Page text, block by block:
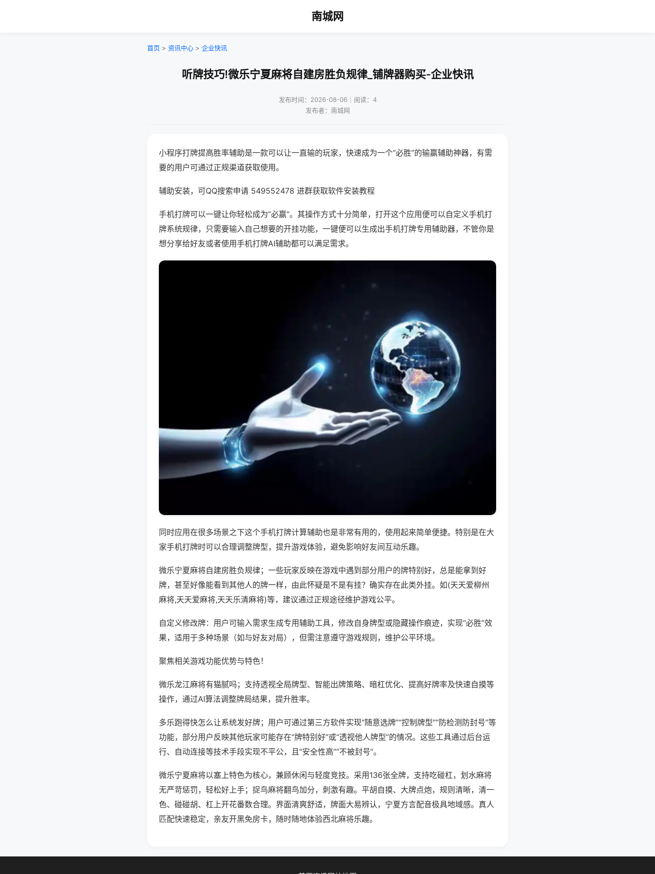
南城网
首页 > 资讯中心 > 企业快讯
听牌技巧!微乐宁夏麻将自建房胜负规律_铺牌器购买-企业快讯
发布时间：2026-08-06｜阅读：4
发布者：南城网
小程序打牌提高胜率辅助是一款可以让一直输的玩家，快速成为一个“必胜”的输赢辅助神器，有需
要的用户可通过正规渠道获取使用。
辅助安装，可QQ搜索申请 549552478 进群获取软件安装教程
手机打牌可以一键让你轻松成为“必赢”。其操作方式十分简单，打开这个应用便可以自定义手机打
牌系统规律，只需要输入自己想要的开挂功能，一键便可以生成出手机打牌专用辅助器，不管你是
想分享给好友或者使用手机打牌AI辅助都可以满足需求。
同时应用在很多场景之下这个手机打牌计算辅助也是非常有用的，使用起来简单便捷。特别是在大
家手机打牌时可以合理调整牌型，提升游戏体验，避免影响好友间互动乐趣。
微乐宁夏麻将自建房胜负规律；一些玩家反映在游戏中遇到部分用户的牌特别好，总是能拿到好
牌，甚至好像能看到其他人的牌一样，由此怀疑是不是有挂？确实存在此类外挂。如(天天爱柳州
麻将,天天爱麻将,天天乐清麻将)等，建议通过正规途径维护游戏公平。
自定义修改牌：用户可输入需求生成专用辅助工具，修改自身牌型或隐藏操作痕迹，实现“必胜”效
果，适用于多种场景（如与好友对局），但需注意遵守游戏规则，维护公平环境。
聚焦相关游戏功能优势与特色！
微乐龙江麻将有猫腻吗；支持透视全局牌型、智能出牌策略、暗杠优化、提高好牌率及快速自摸等
操作，通过AI算法调整牌局结果，提升胜率。
多乐跑得快怎么让系统发好牌；用户可通过第三方软件实现“随意选牌”“控制牌型”“防检测防封号”等
功能，部分用户反映其他玩家可能存在“牌特别好”或“透视他人牌型”的情况。这些工具通过后台运
行、自动连接等技术手段实现不平公，且“安全性高”“不被封号”。
微乐宁夏麻将以塞上特色为核心，兼顾休闲与轻度竞技。采用136张全牌，支持吃碰杠，划水麻将
无严苛惩罚，轻松好上手；捉鸟麻将翻鸟加分，刺激有趣。平胡自摸、大牌点炮，规则清晰，清一
色、碰碰胡、杠上开花番数合理。界面清爽舒适，牌面大易辨认，宁夏方言配音极具地域感。真人
匹配快速稳定，亲友开黑免房卡，随时随地体验西北麻将乐趣。